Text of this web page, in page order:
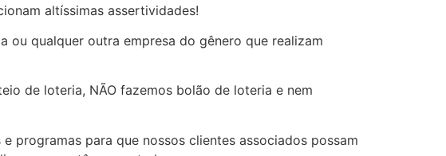
altíssimas assertividades!
ou qualquer outra empresa do gênero que realizam
de loteria, NÃO fazemos bolão de loteria e nem
programas para que nossos clientes associados possam